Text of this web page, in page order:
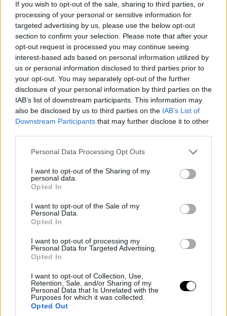
If you wish to opt-out of the sale, sharing to third parties, or
processing of your personal or sensitive information for
targeted advertising by us, please use the below opt-out
section to confirm your selection. Please note that after your
opt-out request is processed you may continue seeing
interest-based ads based on personal information utilized by
us or personal information disclosed to third parties prior to
your opt-out. You may separately opt-out of the further
disclosure of your personal information by third parties on the
IAB’s list of downstream participants. This information may
also be disclosed by us to third parties on the IAB’s List of
Downstream Participants that may further disclose it to other
Please note that this website/app uses one or more Google
not limited to your visit or usage behaviour. You may click to
grant or deny consent to Google and its third-party tags to
use your data for below specified purposes in below Google
consent section.
Personal Data Processing Opt Outs
I want to opt-out of the Sharing of my
personal data.
Opted In
I want to opt-out of the Sale of my
Personal Data.
Opted In
I want to opt-out of processing my
Personal Data for Targeted Advertising.
Opted In
I want to opt-out of Collection, Use,
Retention, Sale, and/or Sharing of my
Personal Data that Is Unrelated with the
Purposes for which it was collected.
Opted Out